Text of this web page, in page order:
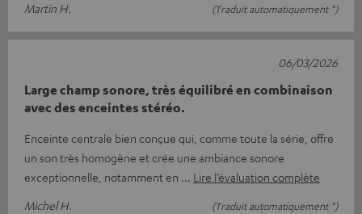
Martin H.
(Traduit automatiquement *)
Large champ sonore, très équilibré en combinaison
avec des enceintes stéréo.
Enceinte centrale bien conçue qui, comme toute la série, offre
un son très homogène et crée une ambiance sonore
exceptionnelle, notamment en
Lire l’évaluation complète
Michel H.
(Traduit automatiquement *)
06/03/2026